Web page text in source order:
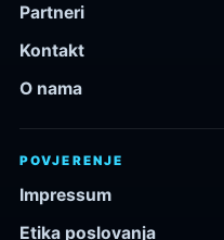
Partneri
Kontakt
O nama
POVJERENJE
Impressum
Etika poslovanja